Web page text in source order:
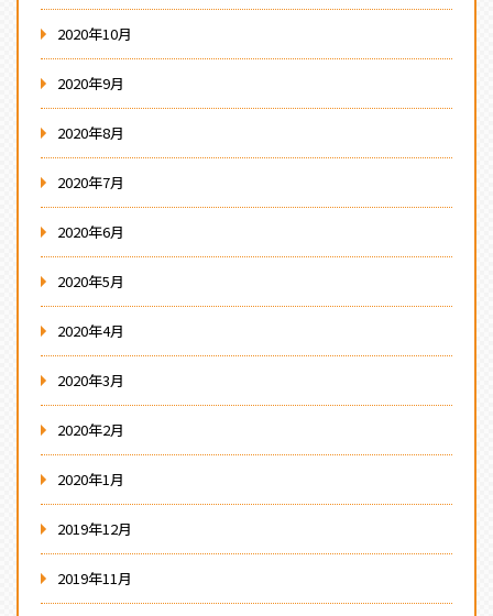
2020年10月
2020年9月
2020年8月
2020年7月
2020年6月
2020年5月
2020年4月
2020年3月
2020年2月
2020年1月
2019年12月
2019年11月